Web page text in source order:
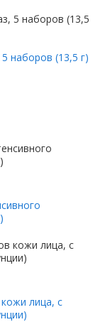
наборов (13,5 г)
лица, с